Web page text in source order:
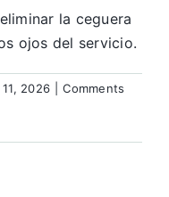
la ceguera
ojos del servicio.
2026
Comments